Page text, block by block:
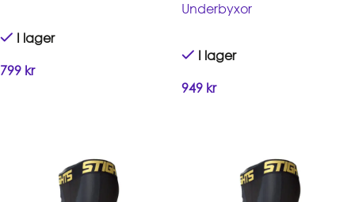
I lager
799 kr
Underbyxor
I lager
949 kr